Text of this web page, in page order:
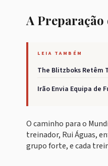
A
LEIA TAMBÉM
The Blitzboks Retêm
Irão Envia Equipa de
O caminho para o
treinador, Rui Águas,
grupo forte, e cada